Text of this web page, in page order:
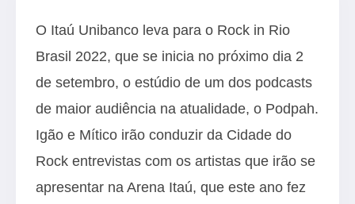
O Itaú Unibanco leva para o Rock in Rio
Brasil 2022, que se inicia no próximo dia 2
de setembro, o estúdio de um dos podcasts
de maior audiência na atualidade, o Podpah.
Igão e Mítico irão conduzir da Cidade do
Rock entrevistas com os artistas que irão se
apresentar na Arena Itaú, que este ano fez